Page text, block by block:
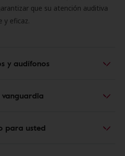
que su atención auditiva
y eficaz.
y audífonos
para usted